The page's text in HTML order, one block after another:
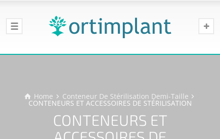
Home Conteneur De Stérilisation Demi-Taille
CONTENEURS ET ACCESSOIRES DE STÉRILISATION
CONTENEURS ET